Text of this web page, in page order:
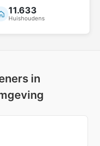
11.633
Huishoudens
in